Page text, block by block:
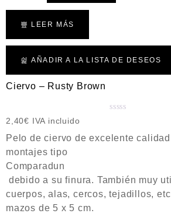
LEER MÁS
AÑADIR A LA LISTA DE DESEOS
Ciervo – Rusty Brown
l
a
d
2,40€ IVA incluido
Pelo de ciervo de excelente
montajes tipo
Comparadun
debido a su finura. También muy
cuerpos, alas, cercos, tejadillos,
mazos de 5 x 5 cm.